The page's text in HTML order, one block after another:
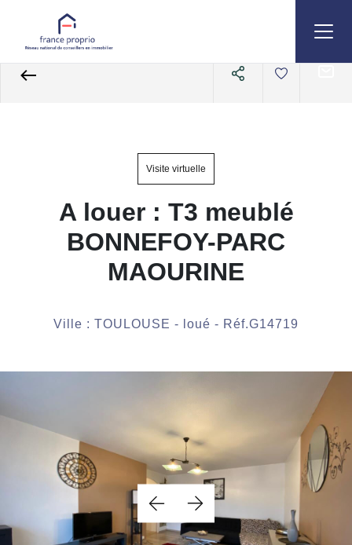
Appartements Référence G14719
Visite virtuelle
A louer : T3 meublé
BONNEFOY-PARC
MAOURINE
Ville : TOULOUSE - loué - Réf.G14719